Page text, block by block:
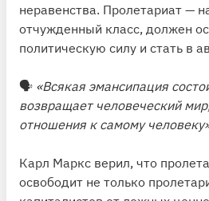
неравенства. Пролетариат —
отчужденный класс, должен
политическую силу и стать в
🗣 «Всякая эмансипация
возвращает человеческий
отношения к самому
Карл Маркс верил, что
освободит не только